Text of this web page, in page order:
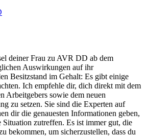
deiner Frau zu AVR DD ab dem
Auswirkungen auf ihr
Besitzstand im Gehalt: Es gibt einige
Ich empfehle dir, dich direkt mit dem
Arbeitgebers sowie dem neuen
zu setzen. Sie sind die Experten auf
dir die genauesten Informationen geben,
Situation zutreffen. Es ist immer gut, die
bekommen, um sicherzustellen, dass du